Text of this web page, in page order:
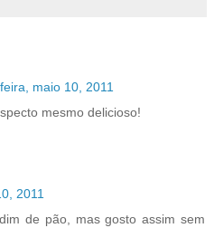
maio 10, 2011
mesmo delicioso!
2011
de pão, mas gosto assim sem